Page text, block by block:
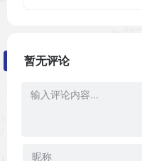
暂无评论